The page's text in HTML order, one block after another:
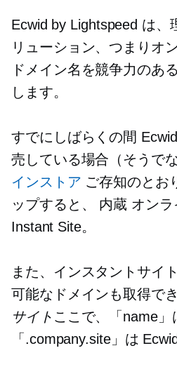
Ecwid by Lightspeed は、
リューション、つまりオ
ドメイン名を競争力のあ
します。
すでにしばらくの間
売している場合（そうで
インストア ご存知のとお
ップすると、 内蔵 オンラ
Instant Site。
また、インスタントサイ
可能なドメインも取得で
サイト ここで、「name」
「.company.site」は